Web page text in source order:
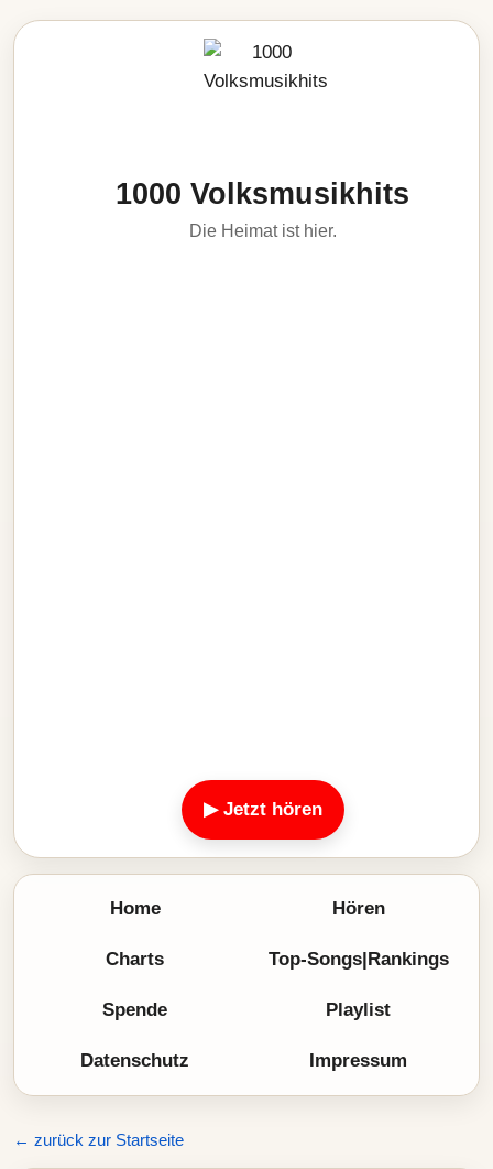
1000 Volksmusikhits
Die Heimat ist hier.
▶ Jetzt hören
Home Hören
Charts Top-Songs|Rankings
Spende Playlist
Datenschutz Impressum
← zurück zur Startseite